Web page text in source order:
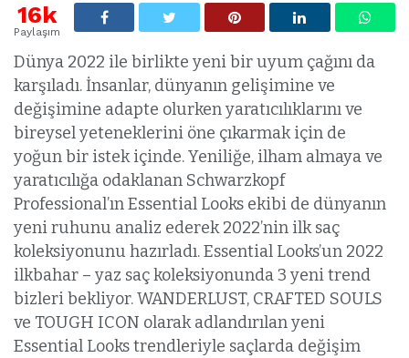
16k
Paylaşım
Dünya 2022 ile birlikte yeni bir uyum çağını da
karşıladı. İnsanlar, dünyanın gelişimine ve
değişimine adapte olurken yaratıcılıklarını ve
bireysel yeteneklerini öne çıkarmak için de
yoğun bir istek içinde. Yeniliğe, ilham almaya ve
yaratıcılığa odaklanan Schwarzkopf
Professional’ın Essential Looks ekibi de dünyanın
yeni ruhunu analiz ederek 2022’nin ilk saç
koleksiyonunu hazırladı. Essential Looks’un 2022
ilkbahar – yaz saç koleksiyonunda 3 yeni trend
bizleri bekliyor. WANDERLUST, CRAFTED SOULS
ve TOUGH ICON olarak adlandırılan yeni
Essential Looks trendleriyle saçlarda değişim